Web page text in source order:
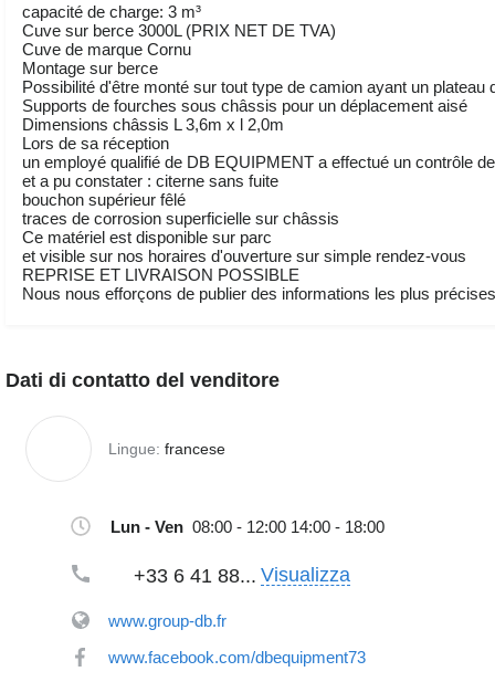
capacité de charge: 3 m³
Cuve sur berce 3000L (PRIX NET DE TVA)
Cuve de marque Cornu
Montage sur berce
Possibilité d'être monté sur tout type de camion ayant un plateau
Supports de fourches sous châssis pour un déplacement aisé
Dimensions châssis L 3,6m x l 2,0m
Lors de sa réception
un employé qualifié de DB EQUIPMENT a effectué un contrôle
et a pu constater : citerne sans fuite
bouchon supérieur fêlé
traces de corrosion superficielle sur châssis
Ce matériel est disponible sur parc
et visible sur nos horaires d'ouverture sur simple rendez-vous
REPRISE ET LIVRAISON POSSIBLE
Nous nous efforçons de publier des informations les plus
Dati di contatto del venditore
Lingue: francese
Lun - Ven 08:00 - 12:00 14:00 - 18:00
+33 6 41 88... Visualizza
www.group-db.fr
www.facebook.com/dbequipment73